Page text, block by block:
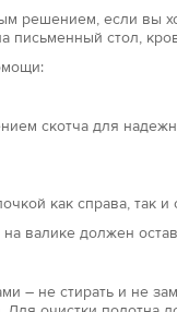
решением, если вы
письменный стол,
скотча для
как справа, так и
валике должен
– не стирать и не
планок с двух сторон
устройству штора
шторы
Вал, на
которую легко